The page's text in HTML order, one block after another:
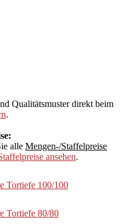
Qualitätsmuster direkt beim
.
alle Mengen-/Staffelpreise
ansehen.
Tortiefe 100/100
Tortiefe 80/80